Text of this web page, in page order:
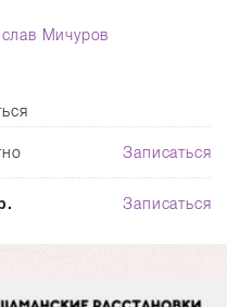
Мичуров
Записаться
Записаться